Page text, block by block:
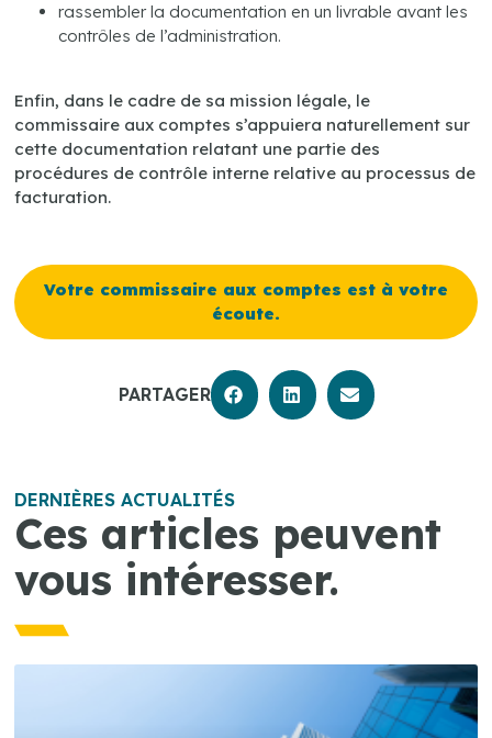
rassembler la documentation en un livrable avant les
contrôles de l’administration.
Enfin, dans le cadre de sa mission légale, le
commissaire aux comptes s’appuiera naturellement sur
cette documentation relatant une partie des
procédures de contrôle interne relative au processus de
facturation.
Votre commissaire aux comptes est à votre
écoute.
PARTAGER
DERNIÈRES ACTUALITÉS
Ces articles peuvent
vous intéresser.